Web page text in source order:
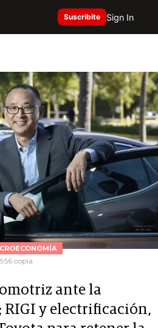
Suscribite Sign In
copia
ante la
RIGI y electrificación,